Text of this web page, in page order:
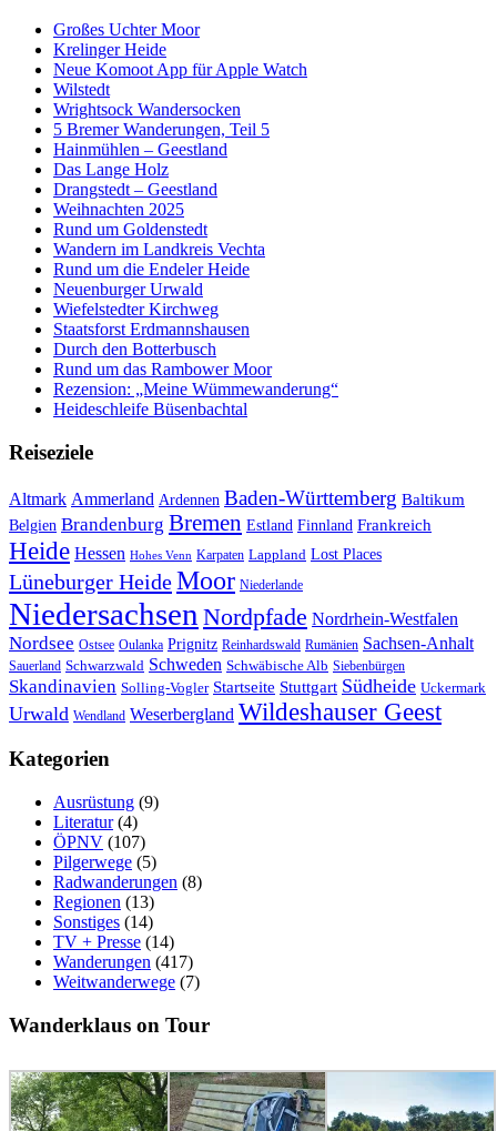
Großes Uchter Moor
Krelinger Heide
Neue Komoot App für Apple Watch
Wilstedt
Wrightsock Wandersocken
5 Bremer Wanderungen, Teil 5
Hainmühlen – Geestland
Das Lange Holz
Drangstedt – Geestland
Weihnachten 2025
Rund um Goldenstedt
Wandern im Landkreis Vechta
Rund um die Endeler Heide
Neuenburger Urwald
Wiefelstedter Kirchweg
Staatsforst Erdmannshausen
Durch den Botterbusch
Rund um das Rambower Moor
Rezension: „Meine Wümmewanderung“
Heideschleife Büsenbachtal
Reiseziele
Altmark Ammerland Ardennen Baden-Württemberg Baltikum
Belgien Brandenburg Bremen Estland Finnland Frankreich
Heide Hessen Hohes Venn Karpaten Lappland Lost Places
Lüneburger HeideMoor Niederlande
Niedersachsen Nordpfade Nordrhein-Westfalen
Nordsee Ostsee Oulanka Prignitz Reinhardswald Rumänien Sachsen-Anhalt
Sauerland Schwarzwald Schweden Schwäbische Alb Siebenbürgen
Skandinavien Solling-Vogler Startseite Stuttgart Südheide Uckermark
Urwald Wendland Weserbergland Wildeshauser Geest
Kategorien
Ausrüstung (9)
Literatur(4)
ÖPNV (107)
Pilgerwege (5)
Radwanderungen (8)
Regionen (13)
Sonstiges (14)
TV + Presse (14)
Wanderungen (417)
Weitwanderwege (7)
Wanderklaus on Tour